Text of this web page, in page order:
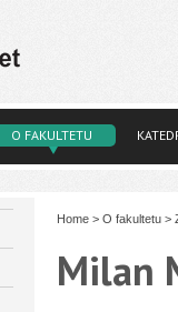
O FAKULTETU
Home > O fakultetu >
Milan